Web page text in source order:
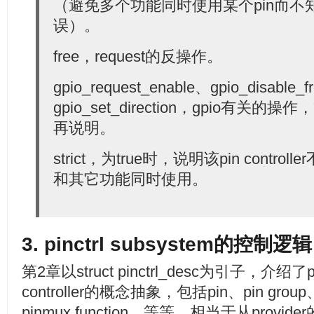
（避免多个功能同时使用某个pin而
误）。
free，request的反操作。
gpio_request_enable、
gpio_set_direction，gpio有关的操作
再说明。
strict，为true时，说明该pin controller
和其它功能同时使用。
3. pinctrl subsystem的控制逻辑
第2章以struct pinctrl_desc为引子，介绍
controller的概念抽象，包括pin、pin group